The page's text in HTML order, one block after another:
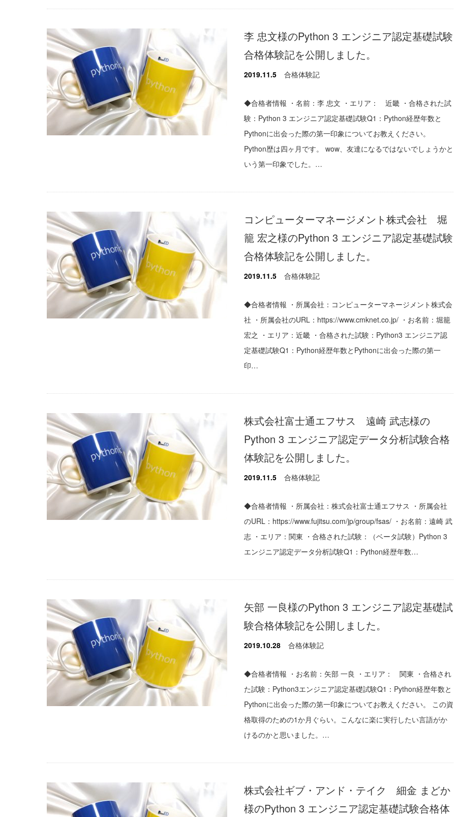
李 忠文様のPython 3 エンジニア認定基礎試験
合格体験記を公開しました。
2019.11.5 合格体験記
◆合格者情報 ・名前：李 忠文 ・エリア： 近畿 ・合格された試
験：Python 3 エンジニア認定基礎試験Q1：Python経歴年数と
Pythonに出会った際の第一印象についてお教えください。
Python歴は四ヶ月です。 wow、友達になるではないでしょうかと
いう第一印象でした。…
コンピューターマネージメント株式会社 堀
籠 宏之様のPython 3 エンジニア認定基礎試験
合格体験記を公開しました。
2019.11.5 合格体験記
◆合格者情報 ・所属会社：コンピューターマネージメント株式会
社 ・所属会社のURL：https://www.cmknet.co.jp/ ・お名前：堀籠
宏之 ・エリア：近畿 ・合格された試験：Python3 エンジニア認
定基礎試験Q1：Python経歴年数とPythonに出会った際の第一
印…
株式会社富士通エフサス 遠崎 武志様の
Python 3 エンジニア認定データ分析試験合格
体験記を公開しました。
2019.11.5 合格体験記
◆合格者情報 ・所属会社：株式会社富士通エフサス ・所属会社
のURL：https://www.fujitsu.com/jp/group/fsas/ ・お名前：遠崎 武
志 ・エリア：関東 ・合格された試験：（ベータ試験）Python 3
エンジニア認定データ分析試験Q1：Python経歴年数…
矢部 一良様のPython 3 エンジニア認定基礎試
験合格体験記を公開しました。
2019.10.28 合格体験記
◆合格者情報 ・お名前：矢部 一良 ・エリア： 関東 ・合格され
た試験：Python3エンジニア認定基礎試験Q1：Python経歴年数と
Pythonに出会った際の第一印象についてお教えください。 この資
格取得のための1か月ぐらい。こんなに楽に実行したい言語がか
けるのかと思いました。…
株式会社ギブ・アンド・テイク 細金 まどか
様のPython 3 エンジニア認定基礎試験合格体